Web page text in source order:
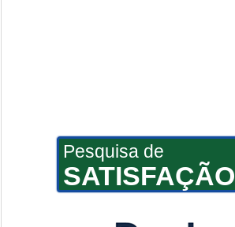
Pesquisa de
SATISFAÇÃO